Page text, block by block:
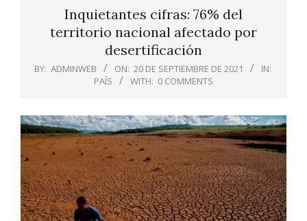
Inquietantes cifras: 76% del
territorio nacional afectado por
desertificación
BY: ADMINWEB ON: 20 DE SEPTIEMBRE DE 2021
IN:
PAÍS
WITH: 0 COMMENTS